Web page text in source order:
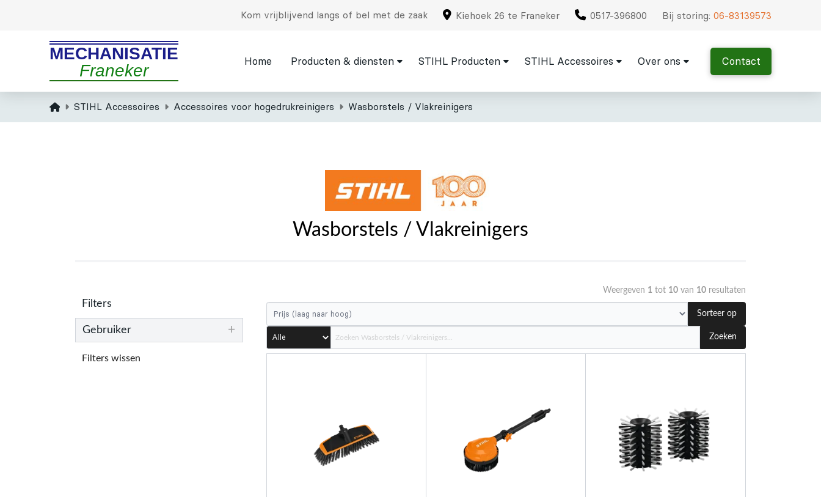
Kom vrijblijvend langs of bel met de zaak Kiehoek 26 te Franeker 0517-396800 Bij storing:06-83139573
MECHANISATIE
Franeker
Home Producten & diensten STIHL Producten STIHL Accessoires Over ons Contact
HomeSTIHL Accessoires Accessoires voor hogedrukreinigers Wasborstels / Vlakreinigers
Wasborstels / Vlakreinigers
Filters
Gebruiker +
Filters wissen
Weergeven 1 tot 10 van 10 resultaten
Sorteer op
Zoeken